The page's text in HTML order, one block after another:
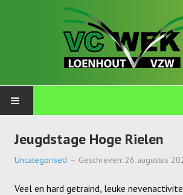
Talents
Jeugdstage Hoge Rielen
Uncategorised Geschreven: 26 augustus
Veel en hard getraind, leuke